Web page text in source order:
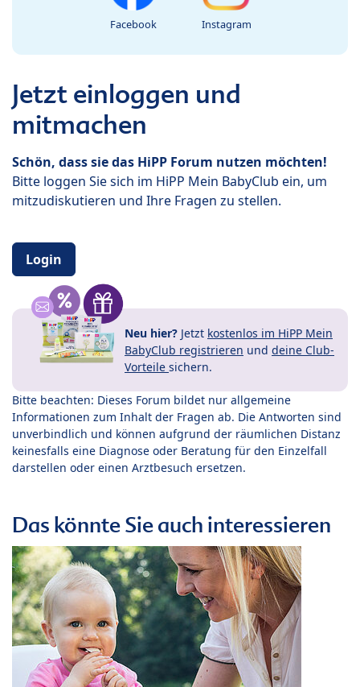
Facebook Instagram
Jetzt einloggen und
mitmachen
Schön, dass sie das HiPP Forum nutzen möchten!
Bitte loggen Sie sich im HiPP Mein BabyClub ein, um
mitzudiskutieren und Ihre Fragen zu stellen.
Login
Neu hier? Jetzt kostenlos im HiPP Mein
BabyClub registrieren und deine Club-
Vorteile sichern.
Bitte beachten: Dieses Forum bildet nur allgemeine
Informationen zum Inhalt der Fragen ab. Die Antworten sind
unverbindlich und können aufgrund der räumlichen Distanz
keinesfalls eine Diagnose oder Beratung für den Einzelfall
darstellen oder einen Arztbesuch ersetzen.
Das könnte Sie auch interessieren